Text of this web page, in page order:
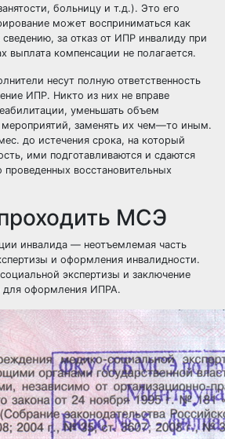
больницу и т.д.). Это его
может восприниматься как
за отказ от ИПР инвалиду при
выплата компенсации не полагается.
несут полную ответственность
ИПР. Никто из них не вправе
уменьшать объем
заменять их чем—то иным.
до истечения срока, на который
ими подготавливаются и сдаются
восстановительных
МСЭ
инвалида — неотъемлемая часть
и оформления инвалидности.
экспертизы и заключение
для оформления ИПРА.